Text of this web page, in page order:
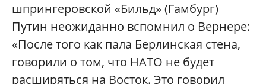
шпрингеровской «Бильд» (Гамбург)
Путин неожиданно вспомнил о Вернере:
«После того как пала Берлинская стена,
говорили о том, что НАТО не будет
расширяться на Восток. Это говорил